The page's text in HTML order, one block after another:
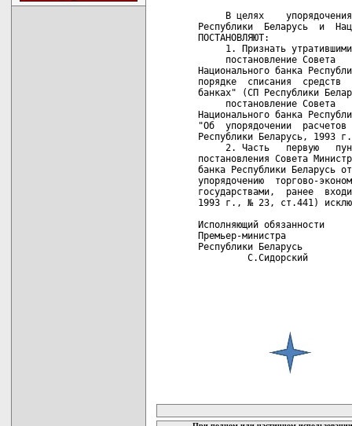
В целях
Республики  Беларусь  и
ПОСТАНОВЛЯЮТ:
1. Признать
постановление Совета
Национального банка
порядке  списания  средств
банках" (СП Республики
постановление Совета
Национального банка
"Об  упорядочении
Республики Беларусь,
2. Часть   первую
постановления Совета
банка Республики Беларусь
упорядочению  торгово-
государствами,  ранее
1993 г., № 23, ст.441)
Исполняющий
Премьер-министра
Республики Беларусь
С.Сидорский